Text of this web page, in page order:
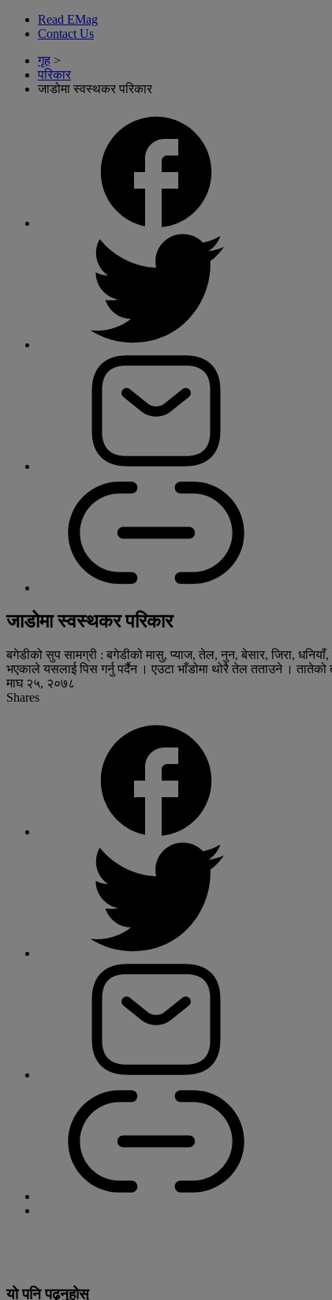
Read EMag
Contact Us
गृह >
परिकार
जाडोमा स्वस्थकर परिकार
जाडोमा स्वस्थकर परिकार
बगेडीको सुप सामग्री : बगेडीको मासु, प्याज, तेल, नुन, बेसार, जिरा,
भएकाले यसलाई पिस गर्नु पर्दैन । एउटा भाँडोमा थोरै तेल तताउने । तातेको
माघ २५, २०७८
Shares
यो पनि पढ्नुहोस्